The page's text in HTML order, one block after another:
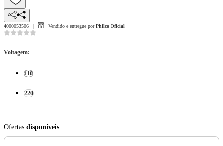
4000053506 Vendido e entregue por Philco Oficial
Voltagem:
110
220
Ofertas disponíveis